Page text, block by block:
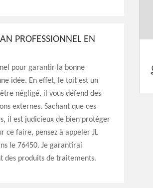
PROFESSIONNEL EN
pour garantir la bonne
idée. En effet, le toit est un
négligé, il vous défend des
externes. Sachant que ces
il est judicieux de bien protéger
ce faire, pensez à appeler JL
le 76450. Je garantirai
des produits de traitements.